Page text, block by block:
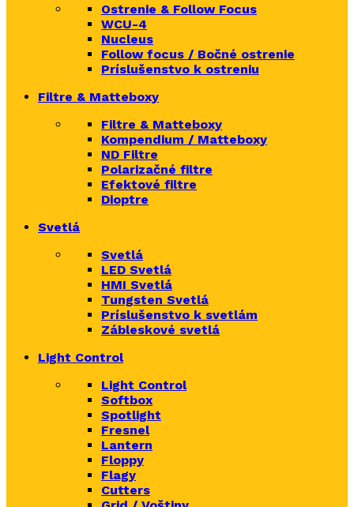
Ostrenie & Follow Focus
WCU-4
Nucleus
Follow focus / Bočné ostrenie
Príslušenstvo k ostreniu
Filtre & Matteboxy
Filtre & Matteboxy
Kompendium / Matteboxy
ND Filtre
Polarizačné filtre
Efektové filtre
Dioptre
Svetlá
Svetlá
LED Svetlá
HMI Svetlá
Tungsten Svetlá
Príslušenstvo k svetlám
Zábleskové svetlá
Light Control
Light Control
Softbox
Spotlight
Fresnel
Lantern
Floppy
Flagy
Cutters